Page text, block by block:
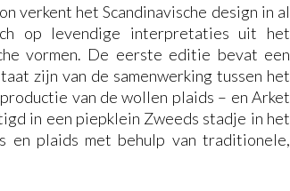
verkent het Scandinavische design in al
op levendige interpretaties uit het
vormen. De eerste editie bevat een
zijn van de samenwerking tussen het
van de wollen plaids – en Arket
in een piepklein Zweeds stadje in het
en plaids met behulp van traditionele,